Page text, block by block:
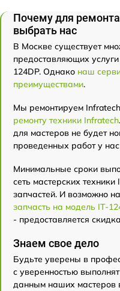
Почему для
выбрать нас
В Москве существует
предоставляющих
124DP. Однако наш
преимуществами.
Мы ремонтируем
ремонту техники Infratech
для мастеров не будет
проведенных работ у
Минимальные сроки
сеть мастерских
запчастей. И возможно
запчасть на модель IT-
- предоставляется
Знаем свое дело
Будьте уверены в
с уверенностью
данным наших мастеров